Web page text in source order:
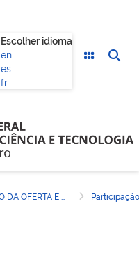
Escolher idioma
en
es
fr
Participação